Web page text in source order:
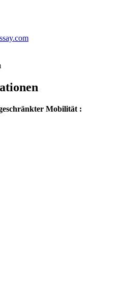
Mobilität :